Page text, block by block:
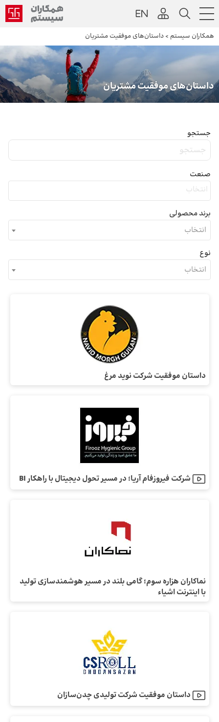
همکاران سیستم > داستان‌های موفقیت مشتریان
داستان‌های موفقیت مشتریان
جستجو
صنعت
برند محصولی
انتخاب
نوع
انتخاب
داستان موفقیت شرکت نوید مرغ
شرکت فیروزفام آریا؛ در مسیر تحول دیجیتال با راهکار BI
نماکاران هزاره سوم؛ گامی بلند در مسیر هوشمندسازی تولید
با اینترنت اشیاء
داستان موفقیت شرکت تولیدی چدن‌سازان